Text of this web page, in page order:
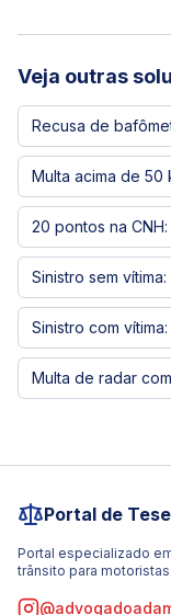
Veja outras
Recusa de
Multa acima de 50
20 pontos na
Sinistro sem
Sinistro com
Multa de radar
Portal de
Portal especializado
trânsito para motoristas.